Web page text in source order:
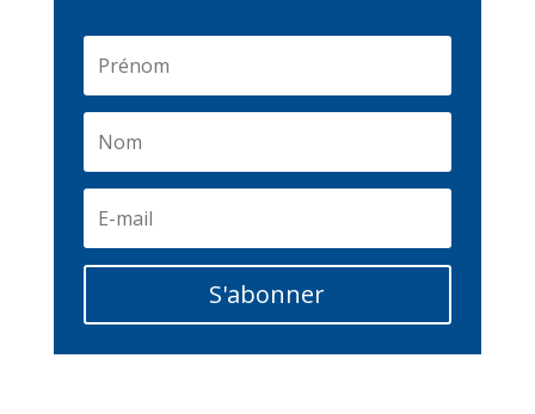
S'abonner